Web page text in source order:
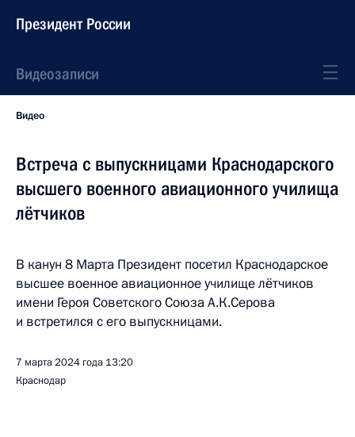
Президент России
Видеозаписи
Видео
Встреча с выпускницами Краснодарского
высшего военного авиационного училища
лётчиков
В канун 8 Марта Президент посетил Краснодарское
высшее военное авиационное училище лётчиков
имени Героя Советского Союза А.К.Серова
и встретился с его выпускницами.
7 марта 2024 года 13:20
Краснодар